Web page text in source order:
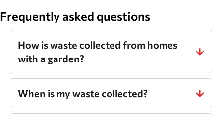
website.
Frequently asked questions
How is waste collected from homes
with a garden?
When is my waste collected?